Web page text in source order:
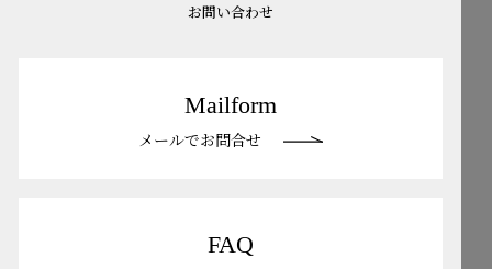
お問い合わせ
Mailform
メールでお問合せ
FAQ